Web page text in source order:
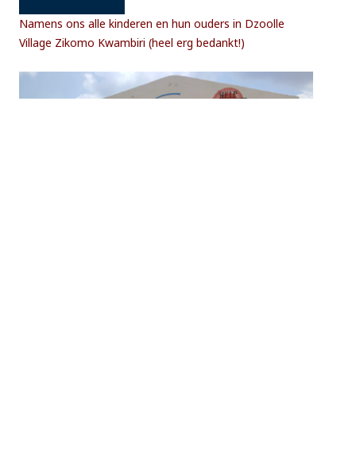
Namens ons alle kinderen en hun ouders in Dzoolle
Village Zikomo Kwambiri (heel erg bedankt!)